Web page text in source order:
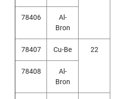
P
R
A
L
P
78406
Al-
Bron
78407 Cu-Be 22
78408
Al-
Bron